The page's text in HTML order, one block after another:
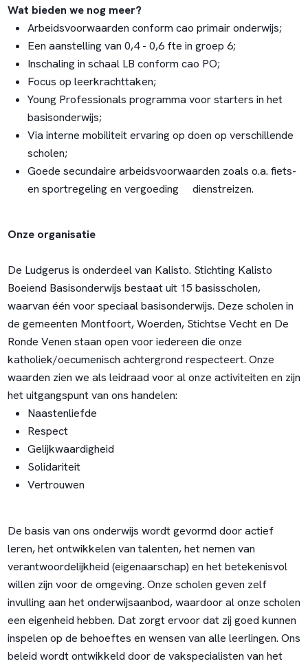
Wat bieden we nog meer?
Arbeidsvoorwaarden conform cao primair onderwijs;
Een aanstelling van 0,4 - 0,6 fte in groep 6;
Inschaling in schaal LB conform cao PO;
Focus op leerkrachttaken;
Young Professionals programma voor starters in het
basisonderwijs;
Via interne mobiliteit ervaring op doen op verschillende
scholen;
Goede secundaire arbeidsvoorwaarden zoals o.a. fiets-
en sportregeling en vergoeding dienstreizen.
Onze organisatie
De Ludgerus is onderdeel van Kalisto. Stichting Kalisto
Boeiend Basisonderwijs bestaat uit 15 basisscholen,
waarvan één voor speciaal basisonderwijs. Deze scholen in
de gemeenten Montfoort, Woerden, Stichtse Vecht en De
Ronde Venen staan open voor iedereen die onze
katholiek/oecumenisch achtergrond respecteert. Onze
waarden zien we als leidraad voor al onze activiteiten en zijn
het uitgangspunt van ons handelen:
Naastenliefde
Respect
Gelijkwaardigheid
Solidariteit
Vertrouwen
De basis van ons onderwijs wordt gevormd door actief
leren, het ontwikkelen van talenten, het nemen van
verantwoordelijkheid (eigenaarschap) en het betekenisvol
willen zijn voor de omgeving. Onze scholen geven zelf
invulling aan het onderwijsaanbod, waardoor al onze scholen
een eigenheid hebben. Dat zorgt ervoor dat zij goed kunnen
inspelen op de behoeftes en wensen van alle leerlingen. Ons
beleid wordt ontwikkeld door de vakspecialisten van het